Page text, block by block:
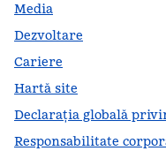
Media
Dezvoltare
Cariere
Hartă site
Declarația globală
Responsabilitate